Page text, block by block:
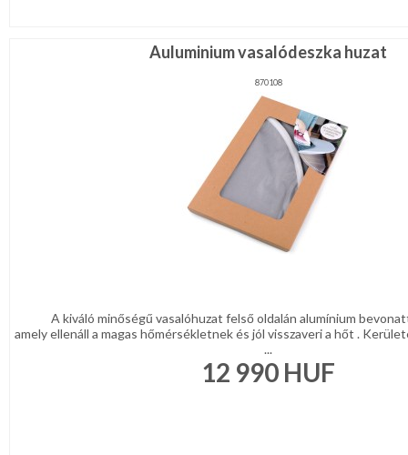
Auluminium vasalódeszka huzat
870108
A kiváló minőségű vasalóhuzat felső oldalán alumínium
amely ellenáll a magas hőmérsékletnek és jól visszaveri a hőt .
...
12 990 HUF